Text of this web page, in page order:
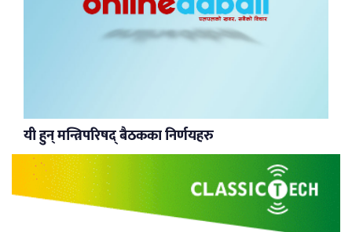
यी हुन् मन्त्रिपरिषद् बैठकका निर्णयहरु